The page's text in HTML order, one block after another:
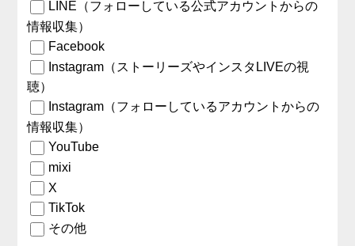
LINE（フォローしている公式アカウントからの
情報収集）
Facebook
Instagram（ストーリーズやインスタLIVEの視
聴）
Instagram（フォローしているアカウントからの
情報収集）
YouTube
mixi
X
TikTok
その他